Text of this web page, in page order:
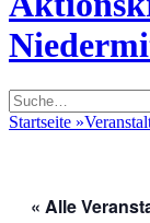
Suche
nach:
Startseite »
« Alle